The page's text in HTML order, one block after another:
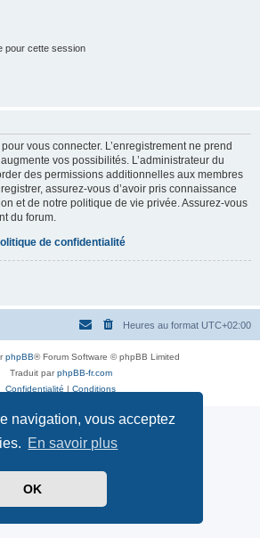
navigation, vous acceptez
En savoir plus
OK
pour cette session
vous connecter. L’enregistrement ne prend
vos possibilités. L’administrateur du
des permissions additionnelles aux membres
assurez-vous d’avoir pris connaissance
et de notre politique de vie privée. Assurez-vous
du forum.
de confidentialité
Heures au format UTC+02:00
phpBB® Forum Software © phpBB Limited
Traduit parphpBB-fr.com
Confidentialité | Conditions